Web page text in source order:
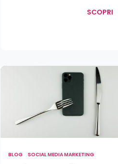
SCOPRI
Netiquette:
perché
importante
BLOG SOCIAL MEDIA MARKETING